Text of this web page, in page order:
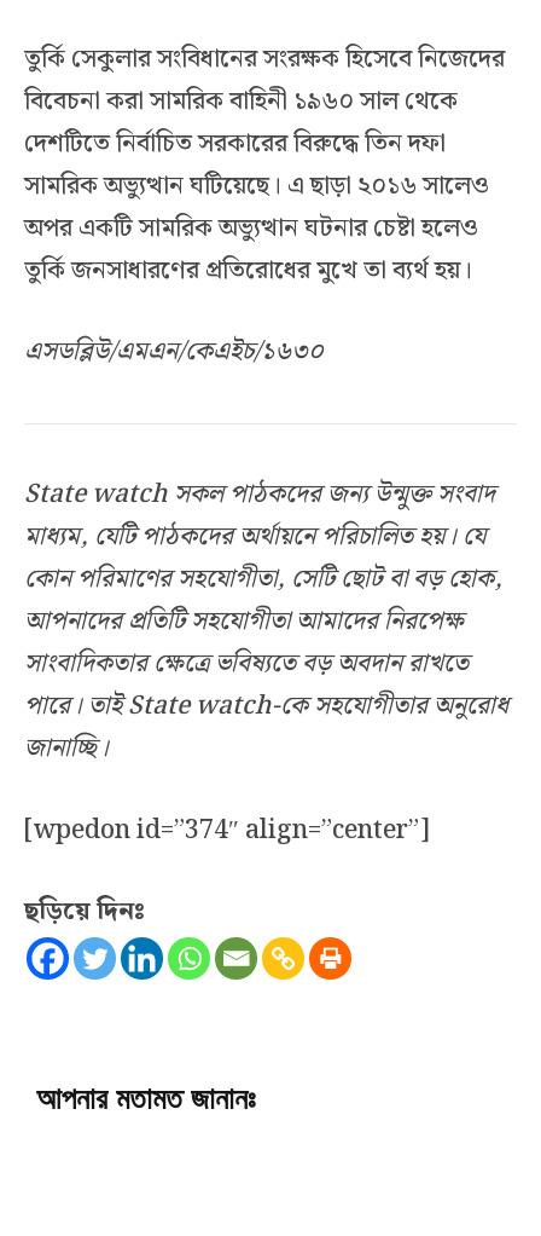
তুর্কি সেকুলার সংবিধানের সংরক্ষক হিসেবে নিজেদের
বিবেচনা করা সামরিক বাহিনী ১৯৬০ সাল থেকে
দেশটিতে নির্বাচিত সরকারের বিরুদ্ধে তিন দফা
সামরিক অভ্যুত্থান ঘটিয়েছে। এ ছাড়া ২০১৬ সালেও
অপর একটি সামরিক অভ্যুত্থান ঘটনার চেষ্টা হলেও
তুর্কি জনসাধারণের প্রতিরোধের মুখে তা ব্যর্থ হয়।
এসডব্লিউ/এমএন/কেএইচ/১৬৩০
State watch সকল পাঠকদের জন্য উন্মুক্ত সংবাদ
মাধ্যম, যেটি পাঠকদের অর্থায়নে পরিচালিত হয়। যে
কোন পরিমাণের সহযোগীতা, সেটি ছোট বা বড় হোক,
আপনাদের প্রতিটি সহযোগীতা আমাদের নিরপেক্ষ
সাংবাদিকতার ক্ষেত্রে ভবিষ্যতে বড় অবদান রাখতে
পারে। তাই State watch-কে সহযোগীতার অনুরোধ
জানাচ্ছি।
[wpedon id=”374″ align=”center”]
ছড়িয়ে দিনঃ
আপনার মতামত জানানঃ